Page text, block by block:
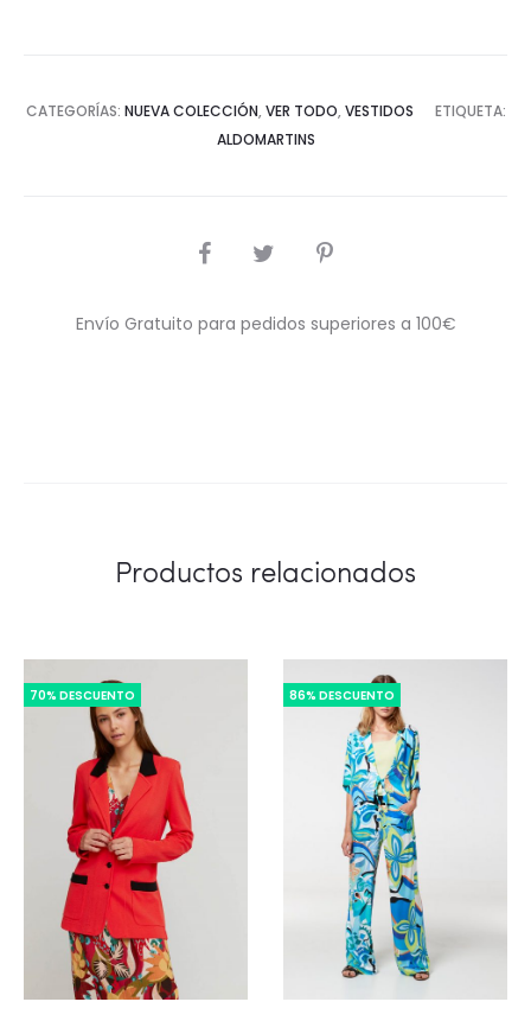
CATEGORÍAS: NUEVA COLECCIÓN, VER TODO, VESTIDOS
ETIQUETA:
ALDOMARTINS
COMPARTIR
Envío Gratuito para pedidos superiores a 100€
Productos relacionados
70% DESCUENTO 86% DESCUENTO